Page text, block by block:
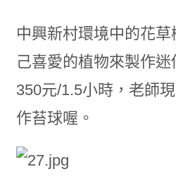
中興新村環境中的花
己喜愛的植物來製作
350元/1.5小時，老師
作苔球喔。